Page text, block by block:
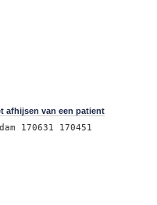
afhijsen van een patient
170631 170451